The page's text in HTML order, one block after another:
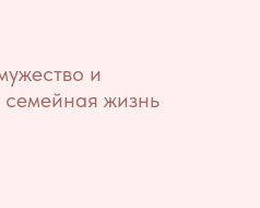
и
семейная жизнь